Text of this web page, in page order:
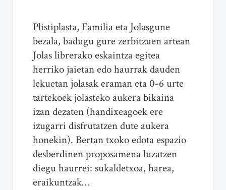
Plistiplasta, Familia eta Jolasgune
bezala, badugu gure zerbitzuen artean
Jolas librerako eskaintza egitea
herriko jaietan edo haurrak dauden
lekuetan jolasak eraman eta 0-6 urte
tartekoek jolasteko aukera bikaina
izan dezaten (handixeagoek ere
izugarri disfrutatzen dute aukera
honekin). Bertan txoko edota espazio
desberdinen proposamena luzatzen
diegu haurrei: sukaldetxoa, harea,
eraikuntzak…